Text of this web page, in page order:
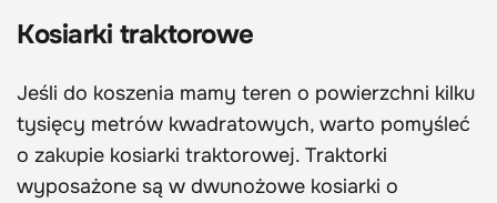
Kosiarki traktorowe
Jeśli do koszenia mamy teren o powierzchni kilku
tysięcy metrów kwadratowych, warto pomyśleć
o zakupie kosiarki traktorowej. Traktorki
wyposażone są w dwunożowe kosiarki o